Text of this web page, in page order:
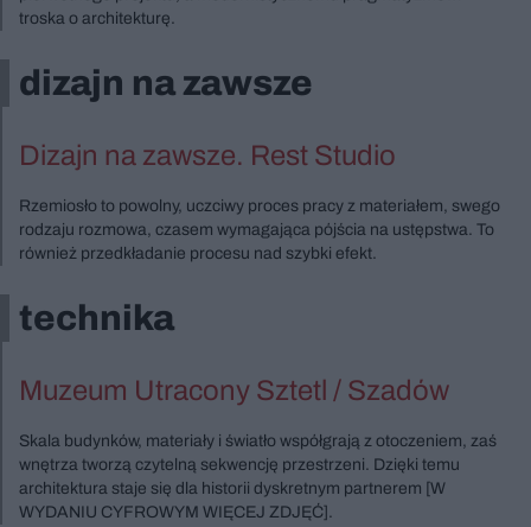
troska o architekturę.
dizajn na zawsze
Dizajn na zawsze. Rest Studio
Rzemiosło to powolny, uczciwy proces pracy z materiałem, swego
rodzaju rozmowa, czasem wymagająca pójścia na ustępstwa. To
również przedkładanie procesu nad szybki efekt.
technika
Muzeum Utracony Sztetl / Szadów
Skala budynków, materiały i światło współgrają z otoczeniem, zaś
wnętrza tworzą czytelną sekwencję przestrzeni. Dzięki temu
architektura staje się dla historii dyskretnym partnerem [W
WYDANIU CYFROWYM WIĘCEJ ZDJĘĆ].